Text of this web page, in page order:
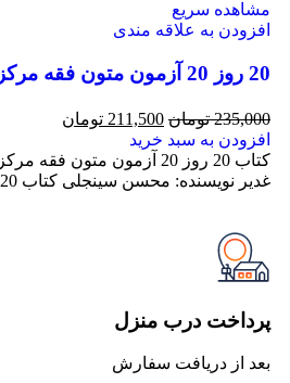
مشاهده سریع
افزودن به علاقه مندی
20 روز 20 آزمون متون فقه مرکز وکلا-سینجلی
235,000 تومان 211,500 تومان
افزودن به سبد خرید
کتاب 20 روز 20 آزمون متون
غدیر نویسنده: محسن سینجلی کتاب 20 روز 20 آزمون
پرداخت درب منزل
بعد از دریافت سفارش